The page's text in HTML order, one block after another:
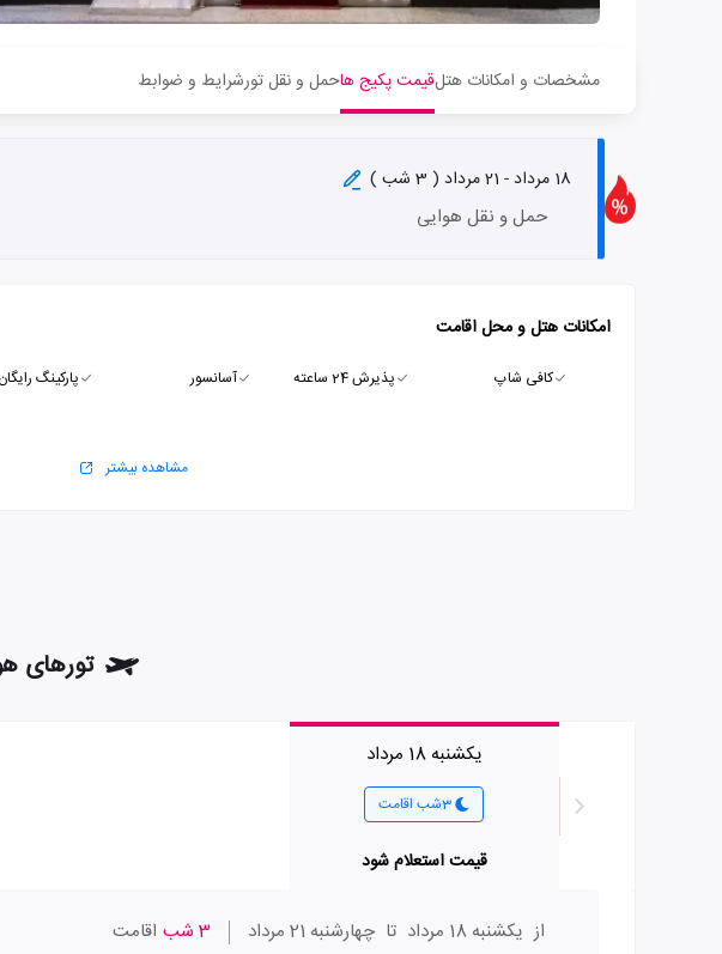
مشخصات و امکانات هتلقیمت پکیج هاحمل و نقل تورشرایط و ضوابط
18 مرداد - 21 مرداد ( 3 شب )
حمل و نقل هوایی
امکانات هتل و محل اقامت
کافی شاپ پذیرش 24 ساعته آسانسور پارکینگ رایگان
مشاهده بیشتر
تورهای
یکشنبه 18 مرداد
3شب اقامت
قیمت استعلام شود
از یکشنبه 18 مرداد تا چهارشنبه 21 مرداد 3 شب اقامت